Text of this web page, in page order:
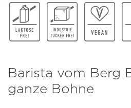
Barista vom Berg
ganze Bohne